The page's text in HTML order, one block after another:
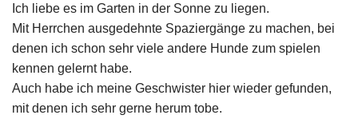
Ich liebe es im Garten in der Sonne zu liegen.
Mit Herrchen ausgedehnte Spaziergänge zu machen, bei
denen ich schon sehr viele andere Hunde zum spielen
kennen gelernt habe.
Auch habe ich meine Geschwister hier wieder gefunden,
mit denen ich sehr gerne herum tobe.